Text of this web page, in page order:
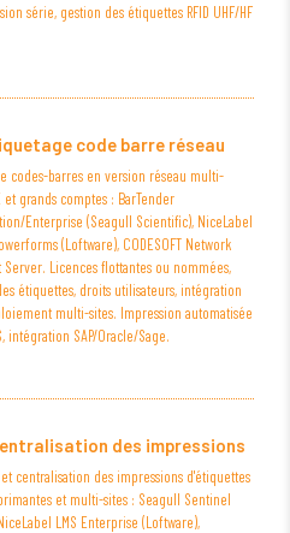
série, gestion des étiquettes RFID UHF/HF
code barre réseau
codes-barres en version réseau multi-
et grands comptes : BarTender
Enterprise (Seagull Scientific), NiceLabel
(Loftware), CODESOFT Network
Server. Licences flottantes ou nommées,
étiquettes, droits utilisateurs, intégration
multi-sites. Impression automatisée
intégration SAP/Oracle/Sage.
des impressions
centralisation des impressions d'étiquettes
et multi-sites : Seagull Sentinel
LMS Enterprise (Loftware),